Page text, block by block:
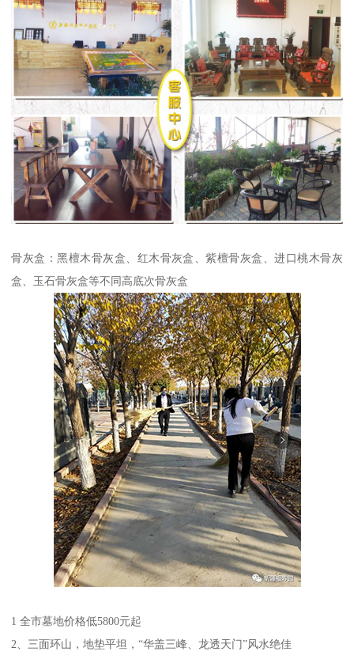
骨灰盒：黑檀木骨灰盒、红木骨灰盒、紫檀骨灰盒、进口桃木骨灰
盒、玉石骨灰盒等不同高底次骨灰盒
1 全市墓地价格低5800元起
2、三面环山，地垫平坦，“华盖三峰、龙透天门”风水绝佳